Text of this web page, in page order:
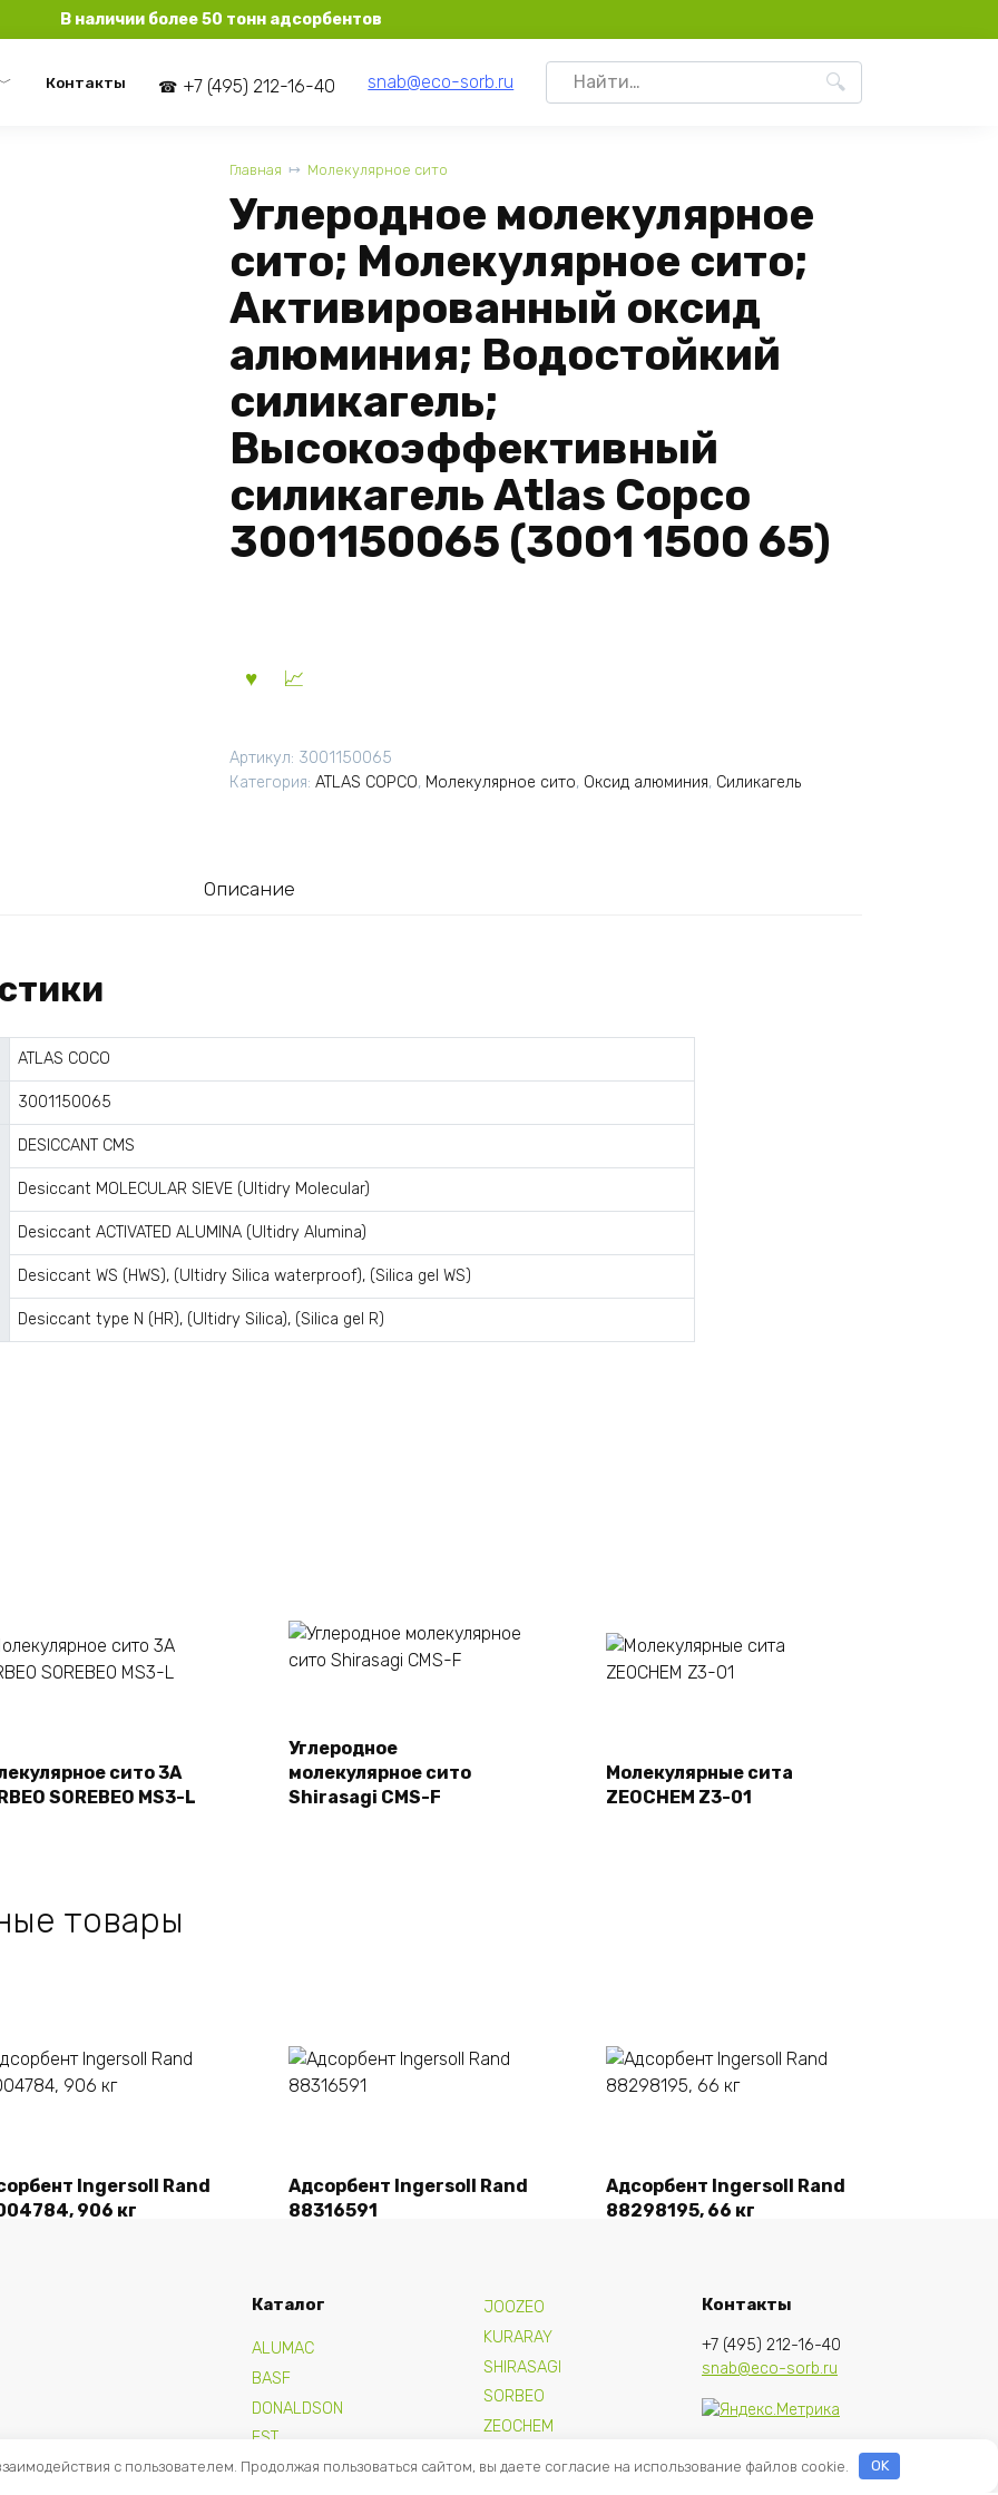
В наличии более 50 тонн адсорбентов
Контакты +7 (495) 212-16-40 snab@eco-sorb.ru
Search
for:
Главная Молекулярное сито
Углеродное молекулярное
сито; Молекулярное сито;
Активированный оксид
алюминия; Водостойкий
силикагель;
Высокоэффективный
силикагель Atlas Copco
3001150065 (3001 1500 65)
Артикул: 3001150065
Категория: ATLAS COPCO, Молекулярное сито, Оксид алюминия, Силикагель
Описание
ATLAS COCO
3001150065
DESICCANT CMS
Desiccant MOLECULAR SIEVE (Ultidry Molecular)
Desiccant ACTIVATED ALUMINA (Ultidry Alumina)
Desiccant WS (HWS), (Ultidry Silica waterproof), (Silica gel WS)
Desiccant type N (HR), (Ultidry Silica), (Silica gel R)
сито 3A
SOREBEO MS3-L
Подробнее
Углеродное
молекулярное сито
Shirasagi CMS-F
Молекулярные сита
ZEOCHEM Z3-01
товары
Ingersoll Rand
906 кг
Адсорбент Ingersoll Rand
88316591
Адсорбент Ingersoll Rand
88298195, 66 кг
Каталог
ALUMAC
BASF
DONALDSON
FST
GRACE
JOOZEO
KURARAY
SHIRASAGI
SORBEO
ZEOCHEM
Контакты
+7 (495) 212-16-40
snab@eco-sorb.ru
с пользователем. Продолжая пользоваться сайтом, вы даете согласие на использование файлов cookie. OK